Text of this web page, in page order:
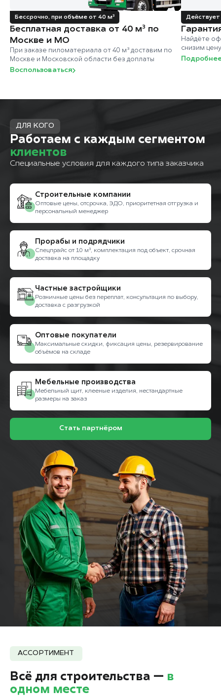
Бессрочно, при объёме от 40 м³
Бесплатная доставка от 40 м³ по
Москве и МО
При заказе пиломатериала от 40 м³ доставим по
Москве и Московской области без доплаты
Воспользоваться
Найдёте
снизим
ДЛЯ КОГО
Работаем с каждым сегментом
клиентов
Специальные условия для каждого типа заказчика
Строительные компании
Оптовые цены, отсрочка, ЭДО, приоритетная отгрузка и
персональный менеджер
Прорабы и подрядчики
Спецпрайс от 10 м³, комплектация под объект, срочная
доставка на площадку
Частные застройщики
Розничные цены без переплат, консультация по выбору,
доставка с разгрузкой
Оптовые покупатели
Максимальные скидки, фиксация цены, резервирование
объёмов на складе
Мебельные производства
Мебельный щит, клееные изделия, нестандартные
размеры на заказ
Стать партнёром
АССОРТИМЕНТ
Всё для строительства — в
одном месте